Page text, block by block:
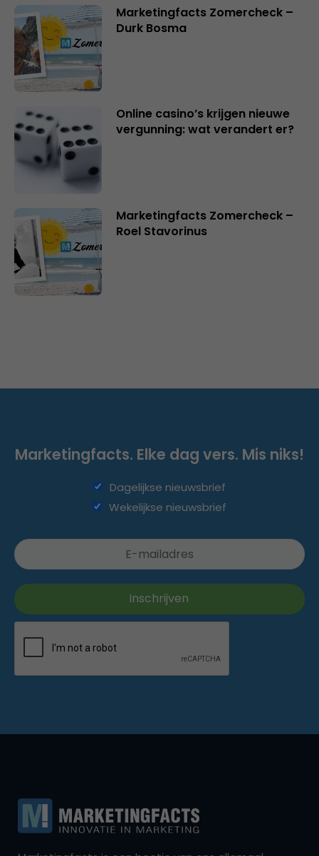
Marketingfacts Zomercheck –
Durk Bosma
Online casino’s krijgen nieuwe
vergunning: wat verandert er?
Marketingfacts Zomercheck –
Roel Stavorinus
Marketingfacts. Elke dag vers. Mis niks!
Dagelijkse nieuwsbrief
Wekelijkse nieuwsbrief